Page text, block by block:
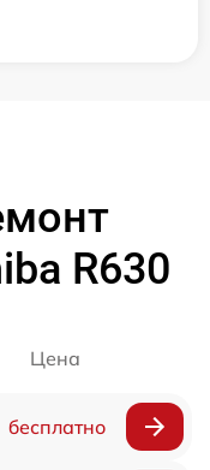
R630
Цена
бесплатно